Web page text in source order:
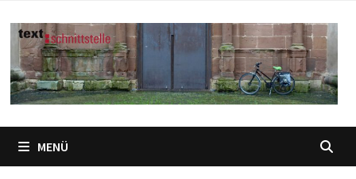
Inhalt
springen
MENÜ